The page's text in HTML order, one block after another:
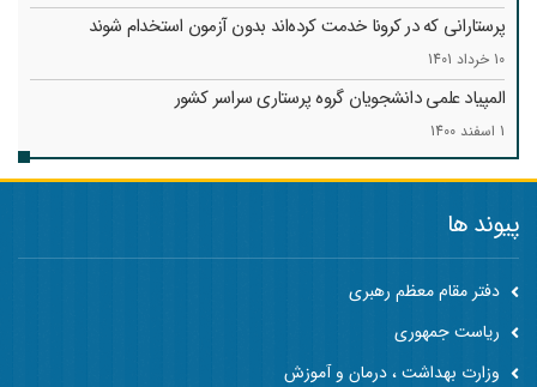
پرستارانی که در کرونا خدمت کرد‌ه‌اند بدون آزمون استخدام شوند
10 خرداد 1401
المپیاد علمی دانشجویان گروه پرستاری سراسر کشور
1 اسفند 1400
پیوند ها
دفتر مقام معظم رهبری
ریاست جمهوری
وزارت بهداشت ، درمان و آموزش